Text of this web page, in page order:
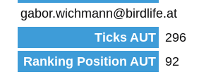
gabor.wichmann@birdlife.at
Ticks AUT
296
Ranking Position AUT
92